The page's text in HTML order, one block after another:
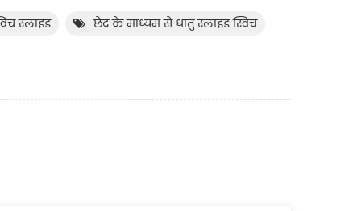
स्लाइड छेद के माध्यम से धातु स्लाइड स्विच